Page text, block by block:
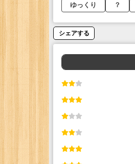
ゆっくり ？
シェアする